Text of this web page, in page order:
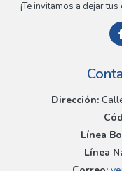
¡Te invitamos a dejar
Dirección:
Línea
Línea